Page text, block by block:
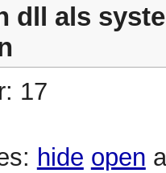
dll als
17
hide open